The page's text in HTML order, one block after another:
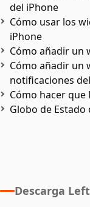
del iPhone
Cómo usar los
iPhone
Cómo añadir un
Cómo añadir un
notificaciones
Cómo hacer
Globo de
Descarga Left